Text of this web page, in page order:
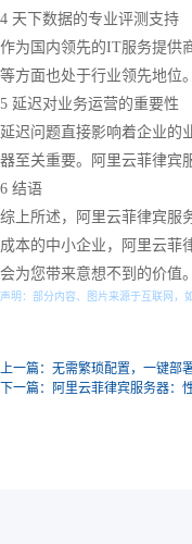
4 天下数据的专业评测支持
作为国内领先的IT服务提供
等方面也处于行业领先地位
5 延迟对业务运营的重要性
延迟问题直接影响着企业的
器至关重要。阿里云菲律宾
6 结语
综上所述，阿里云菲律宾服
成本的中小企业，阿里云菲
会为您带来意想不到的价值。
声明：部分内容、图片来源于互联网，
上一篇：无需繁琐配置，一键部
下一篇：阿里云菲律宾服务器：